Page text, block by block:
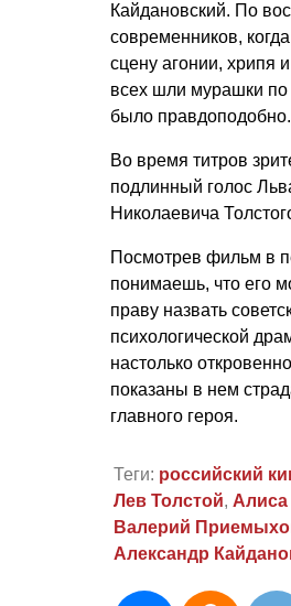
Кайдановский. По
современников,
сцену агонии, хрипя
всех шли мурашки по
было правдоподобно.
Во время титров
подлинный голос
Николаевича
Посмотрев фильм в
понимаешь, что его
праву назвать
психологической
настолько
показаны в нем
главного героя.
Теги: российский
Лев Толстой,
Валерий
Александр